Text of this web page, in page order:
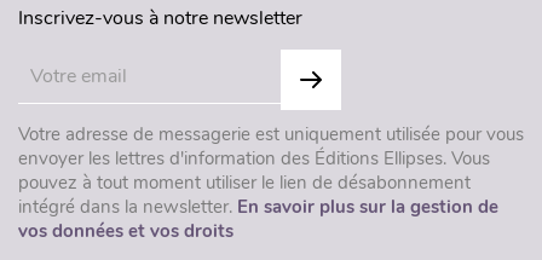
Inscrivez-vous à notre newsletter
Votre adresse de messagerie est uniquement utilisée pour vous
envoyer les lettres d'information des Éditions Ellipses. Vous
pouvez à tout moment utiliser le lien de désabonnement
intégré dans la newsletter. En savoir plus sur la gestion de
vos données et vos droits